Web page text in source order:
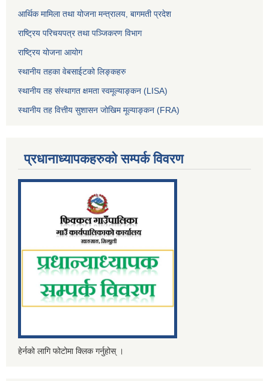
आर्थिक मामिला तथा योजना मन्त्रालय, बागमती प्रदेश
राष्ट्रिय परिचयपत्र तथा पञ्जिकरण विभाग
राष्ट्रिय योजना आयोग
स्थानीय तहका वेबसाईटको लिङ्कहरु
स्थानीय तह संस्थागत क्षमता स्वमूल्याङ्कन (LISA)
स्थानीय तह वित्तीय सुशासन जोखिम मूल्याङ्कन (FRA)
प्रधानाध्यापकहरुको सम्पर्क विवरण
हेर्नको लागि फोटोमा क्लिक गर्नुहोस् ।